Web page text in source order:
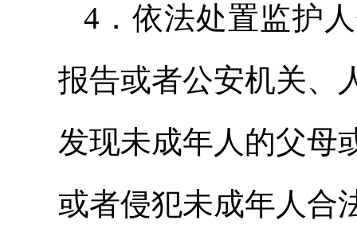
4．依法处置监护
报告或者公安机关、
发现未成年人的父母
或者侵犯未成年人合